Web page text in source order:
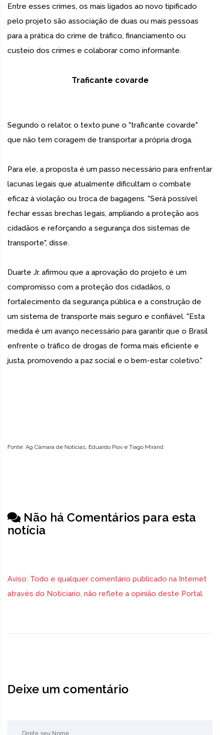
Entre esses crimes, os mais ligados ao novo tipificado
pelo projeto são associação de duas ou mais pessoas
para a prática do crime de tráfico, financiamento ou
custeio dos crimes e colaborar como informante.
Traficante covarde
Segundo o relator, o texto pune o "traficante covarde"
que não tem coragem de transportar a própria droga.
Para ele, a proposta é um passo necessário para enfrentar
lacunas legais que atualmente dificultam o combate
eficaz à violação ou troca de bagagens. "Será possível
fechar essas brechas legais, ampliando a proteção aos
cidadãos e reforçando a segurança dos sistemas de
transporte", disse.
Duarte Jr. afirmou que a aprovação do projeto é um
compromisso com a proteção dos cidadãos, o
fortalecimento da segurança pública e a construção de
um sistema de transporte mais seguro e confiável. "Esta
medida é um avanço necessário para garantir que o Brasil
enfrente o tráfico de drogas de forma mais eficiente e
justa, promovendo a paz social e o bem-estar coletivo."
Fonte: Ag Câmara de Notícias, Eduardo Piov e Tiago Mirand
Não há Comentários para esta
notícia
Aviso: Todo e qualquer comentário publicado na Internet
através do Noticiario, não reflete a opinião deste Portal.
Deixe um comentário